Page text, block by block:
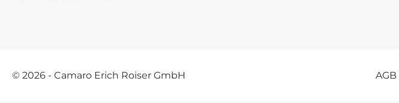
© 2026 - Camaro Erich Roiser GmbH AGB